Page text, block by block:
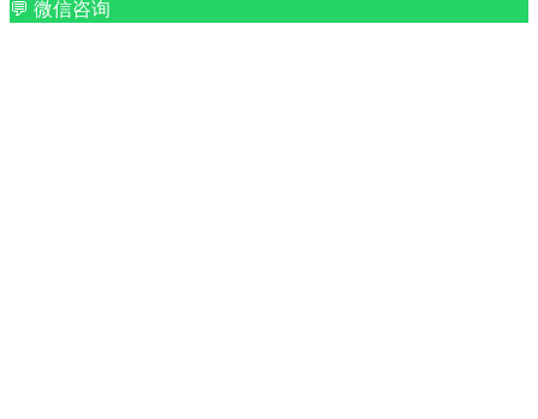
💬 微信咨询